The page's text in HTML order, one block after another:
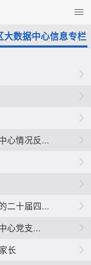
大数据中心信息专栏
心情况反...
二十届四...
心党支...
长